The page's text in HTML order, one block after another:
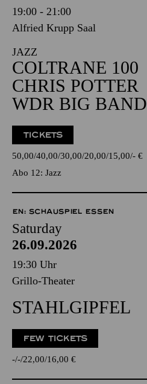
19:00 - 21:00
Alfried Krupp Saal
JAZZ
COLTRANE 100
CHRIS POTTER
WDR BIG BAND
TICKETS
50,00 40,00 30,00 20,00 15,00 - €
Abo 12: Jazz
EN: SCHAUSPIEL ESSEN
Saturday
26.09.2026
19:30 Uhr
Grillo-Theater
STAHLGIPFEL
FEW TICKETS
- - 22,00 16,00 €